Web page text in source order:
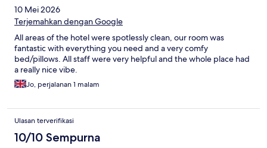
10 Mei 2026
Terjemahkan dengan Google
All areas of the hotel were spotlessly clean, our room was
fantastic with everything you need and a very comfy
bed/pillows. All staff were very helpful and the whole place had
a really nice vibe.
Jo, perjalanan 1 malam
Ulasan terverifikasi
10/10 Sempurna